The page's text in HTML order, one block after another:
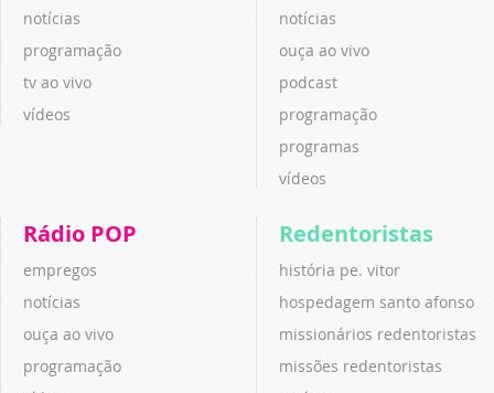
notícias
programação
tv ao vivo
vídeos
notícias
ouça ao vivo
podcast
programação
programas
vídeos
Rádio POP
empregos
notícias
ouça ao vivo
programação
Redentoristas
história pe. vitor
hospedagem santo afonso
missionários redentoristas
missões redentoristas